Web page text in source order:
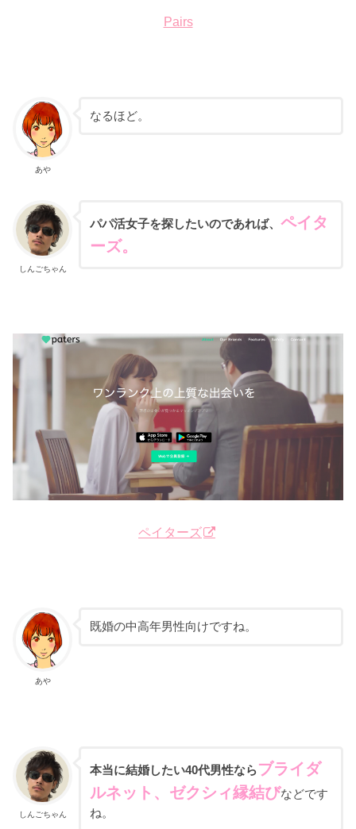
Pairs
あや
なるほど。
しんごちゃん
パパ活女子を探したいのであれば、 ペイタ
ーズ。
ペイターズ
あや
既婚の中高年男性向けですね。
しんごちゃん
本当に結婚したい40代男性ならブライダ
ルネット、ゼクシィ縁結びなどです
ね。